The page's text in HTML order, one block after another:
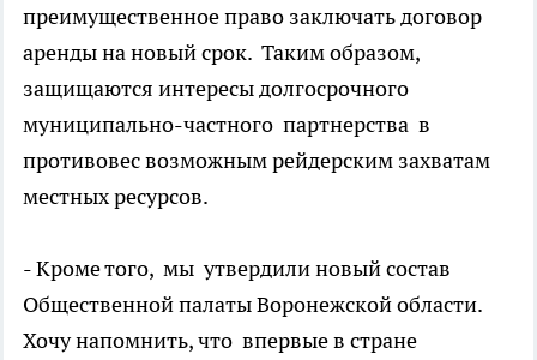
преимущественное право заключать договор
аренды на новый срок. Таким образом,
защищаются интересы долгосрочного
муниципально-частного партнерства в
противовес возможным рейдерским захватам
местных ресурсов.
- Кроме того, мы утвердили новый состав
Общественной палаты Воронежской области.
Хочу напомнить, что впервые в стране